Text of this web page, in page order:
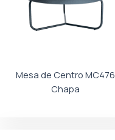
Mesa de Centro MC476
Chapa